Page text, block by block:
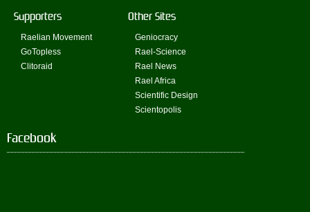
Supporters
Raelian Movement
GoTopless
Clitoraid
Other Sites
Geniocracy
Rael-Science
Rael News
Rael Africa
Scientific Design
Scientopolis
Facebook